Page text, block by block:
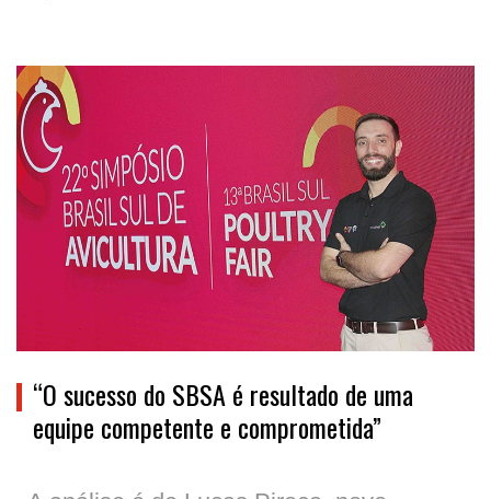
“O sucesso do SBSA é resultado de uma
equipe competente e comprometida”